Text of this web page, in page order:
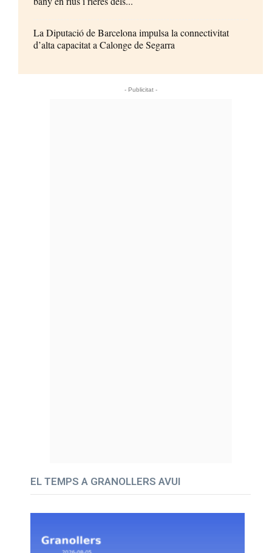
La Diputació de Barcelona impulsa la connectivitat
d’alta capacitat a Calonge de Segarra
- Publicitat -
EL TEMPS A GRANOLLERS AVUI